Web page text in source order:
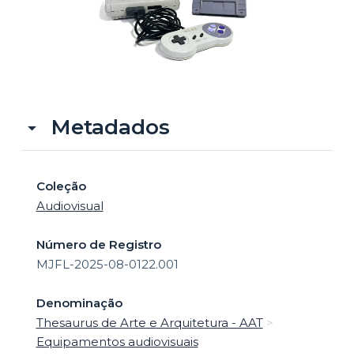
Metadados
Coleção
Audiovisual
Número de Registro
MJFL-2025-08-0122.001
Denominação
Thesaurus de Arte e Arquitetura - AAT>
Equipamentos audiovisuais